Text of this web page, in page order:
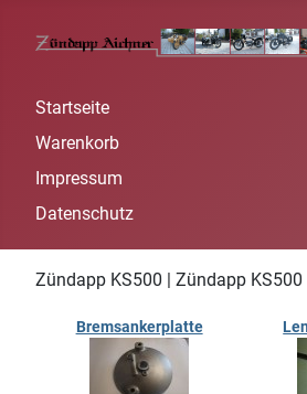
Startseite
Warenkorb
Impressum
Datenschutz
Zündapp KS500 | Zündapp KS500
Bremsankerplatte